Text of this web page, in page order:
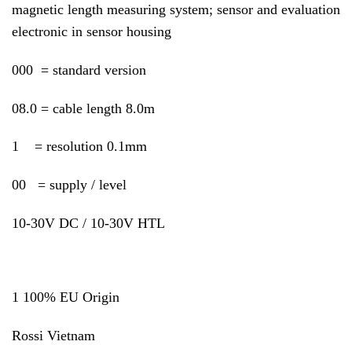
magnetic length measuring system; sensor and evaluation
electronic in sensor housing
000 = standard version
08.0 = cable length 8.0m
1 = resolution 0.1mm
00 = supply / level
10-30V DC / 10-30V HTL
1 100% EU Origin
Rossi Vietnam